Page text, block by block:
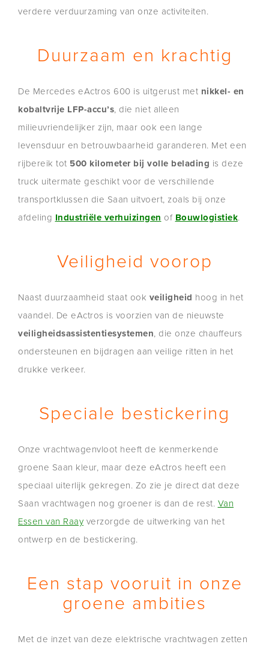
verdere verduurzaming van onze activiteiten.
Duurzaam en krachtig
De Mercedes eActros 600 is uitgerust met nikkel- en
kobaltvrije LFP-accu’s, die niet alleen
milieuvriendelijker zijn, maar ook een lange
levensduur en betrouwbaarheid garanderen. Met een
rijbereik tot 500 kilometer bij volle belading is deze
truck uitermate geschikt voor de verschillende
transportklussen die Saan uitvoert, zoals bij onze
afdeling Industriële verhuizingen of Bouwlogistiek.
Veiligheid voorop
Naast duurzaamheid staat ook veiligheid hoog in het
vaandel. De eActros is voorzien van de nieuwste
veiligheidsassistentiesystemen, die onze chauffeurs
ondersteunen en bijdragen aan veilige ritten in het
drukke verkeer.
Speciale bestickering
Onze vrachtwagenvloot heeft de kenmerkende
groene Saan kleur, maar deze eActros heeft een
speciaal uiterlijk gekregen. Zo zie je direct dat deze
Saan vrachtwagen nog groener is dan de rest. Van
Essen van Raay verzorgde de uitwerking van het
ontwerp en de bestickering.
Een stap vooruit in onze
groene ambities
Met de inzet van deze elektrische vrachtwagen zetten